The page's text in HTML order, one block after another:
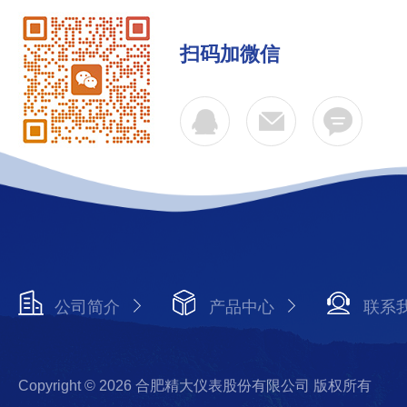
扫码加微信
公司简介 产品中心 联系
Copyright © 2026 合肥精大仪表股份有限公司 版权所有